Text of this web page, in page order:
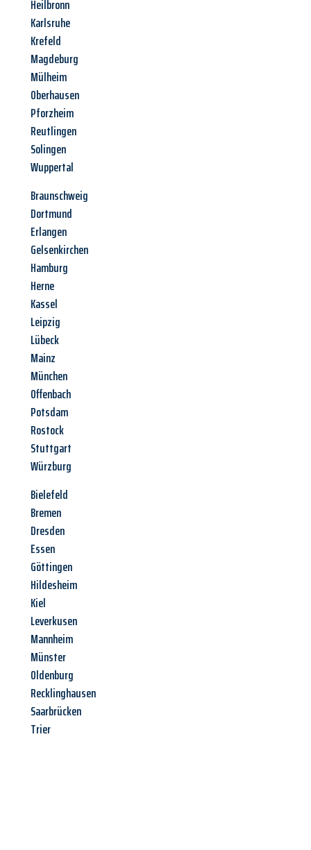
Heilbronn
Karlsruhe
Krefeld
Magdeburg
Mülheim
Oberhausen
Pforzheim
Reutlingen
Solingen
Wuppertal
Braunschweig
Dortmund
Erlangen
Gelsenkirchen
Hamburg
Herne
Kassel
Leipzig
Lübeck
Mainz
München
Offenbach
Potsdam
Rostock
Stuttgart
Würzburg
Bielefeld
Bremen
Dresden
Essen
Göttingen
Hildesheim
Kiel
Leverkusen
Mannheim
Münster
Oldenburg
Recklinghausen
Saarbrücken
Trier